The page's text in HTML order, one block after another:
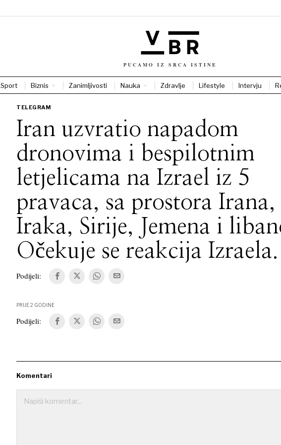
PUCAMO IZ SRCA ISTINE
Sport Biznis Zanimljivosti Nauka Zdravlje Lifestyle Intervju
TELEGRAM
Iran uzvratio napadom
dronovima i bespilotnim
letjelicama na Izrael iz 5
pravaca, sa prostora Irana,
Iraka, Sirije, Jemena i
Očekuje se reakcija Izraela.
Podijeli:
PRIJE 2 GODINE
Podijeli:
Komentari